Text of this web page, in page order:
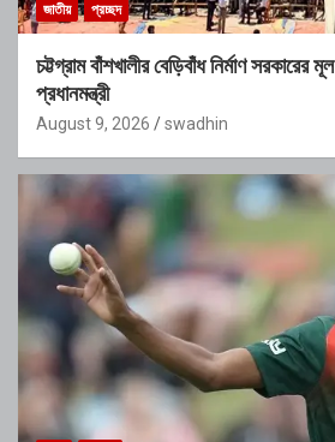
জাতীয় প্রচ্ছদ
চট্টগ্রাম বাঁশখালীর বেড়িবাঁধ নির্মাণ সরকারের
প্রধানমন্ত্রী
August 9, 2026 swadhin